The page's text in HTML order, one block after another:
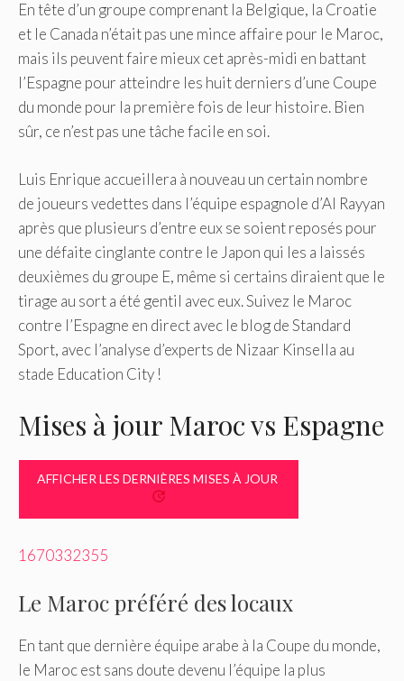
En tête d’un groupe comprenant la Belgique, la Croatie
et le Canada n’était pas une mince affaire pour le Maroc,
mais ils peuvent faire mieux cet après-midi en battant
l’Espagne pour atteindre les huit derniers d’une Coupe
du monde pour la première fois de leur histoire. Bien
sûr, ce n’est pas une tâche facile en soi.
Luis Enrique accueillera à nouveau un certain nombre
de joueurs vedettes dans l’équipe espagnole d’Al Rayyan
après que plusieurs d’entre eux se soient reposés pour
une défaite cinglante contre le Japon qui les a laissés
deuxièmes du groupe E, même si certains diraient que le
tirage au sort a été gentil avec eux. Suivez le Maroc
contre l’Espagne en direct avec le blog de Standard
Sport, avec l’analyse d’experts de Nizaar Kinsella au
stade Education City !
Mises à jour Maroc vs Espagne
AFFICHER LES DERNIÈRES MISES À JOUR
1670332355
Le Maroc préféré des locaux
En tant que dernière équipe arabe à la Coupe du monde,
le Maroc est sans doute devenu l’équipe la plus